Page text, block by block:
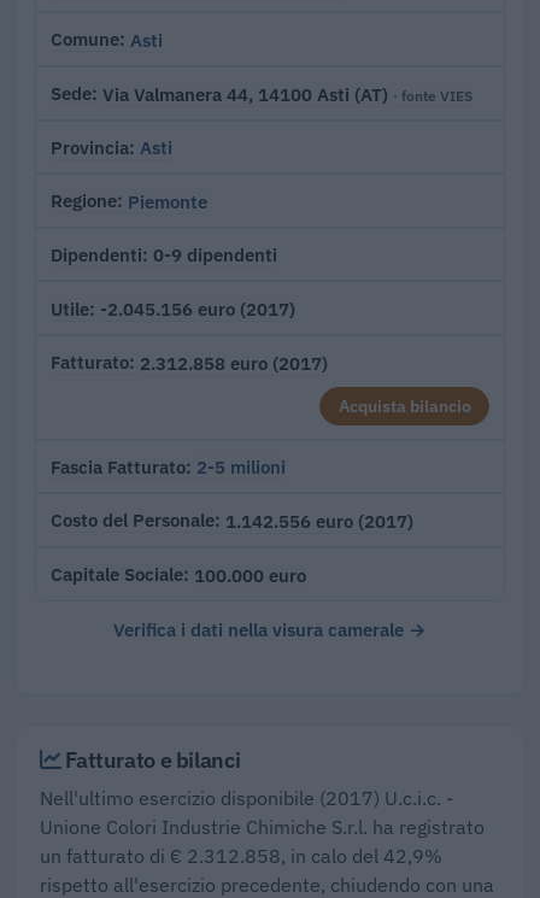
Comune Asti
Sede Via Valmanera 44, 14100 Asti (AT) · fonte VIES
Provincia Asti
Regione Piemonte
Dipendenti 0-9 dipendenti
Utile -2.045.156 euro (2017)
Fatturato 2.312.858 euro (2017)
Acquista bilancio
Fascia Fatturato 2-5 milioni
Costo del Personale 1.142.556 euro (2017)
Capitale Sociale 100.000 euro
Verifica i dati nella visura camerale →
Fatturato e bilanci
Nell'ultimo esercizio disponibile (2017) U.c.i.c. -
Unione Colori Industrie Chimiche S.r.l. ha registrato
un fatturato di € 2.312.858, in calo del 42,9%
rispetto all'esercizio precedente, chiudendo con una